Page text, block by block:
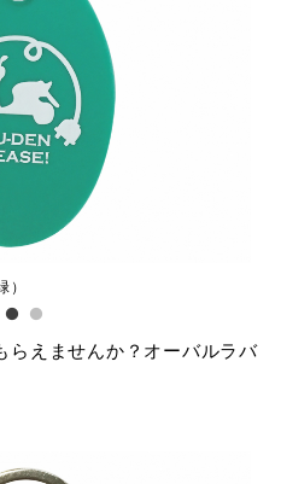
らえませんか？オーバルラバ